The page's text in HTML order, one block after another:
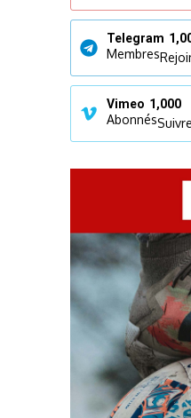
Telegram
Membres
Vimeo 1,000
AbonnésSuivre